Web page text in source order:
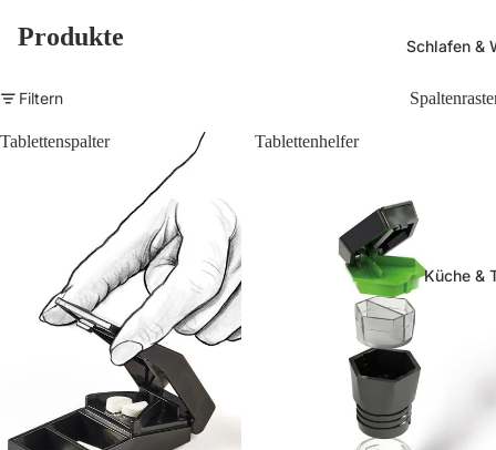
Schlafen &
Küche &
Produkte
Filtern
Tablettenspalter Tablettenhelfer